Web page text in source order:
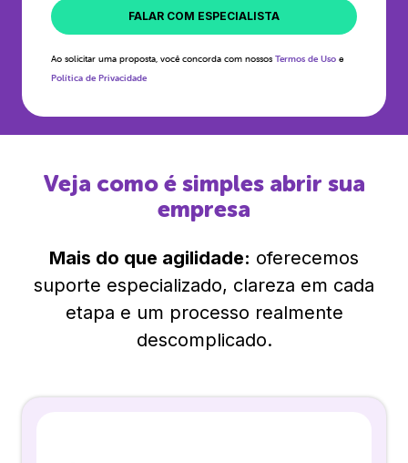
FALAR COM ESPECIALISTA
Ao solicitar uma proposta, você concorda com nossos Termos de Uso e
Política de Privacidade
Veja como é simples abrir sua
empresa
Mais do que agilidade: oferecemos
suporte especializado, clareza em cada
etapa e um processo realmente
descomplicado.